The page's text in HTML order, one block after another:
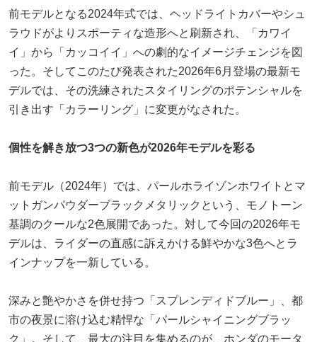
前モデルとなる2024年式では、ヘッドライトカバーやシュ
ラウドがよりスポーティな造形へと刷新され、「カワイ
イ」から「カッコイイ」への劇的なイメージチェンジを図
った。そしてこのたび発表された2026年6月登場の最新モ
デルでは、その洗練されたスタイリングのポテンシャルを
引き出す「カラーリング」に変更がなされた。
個性を解き放つ3つの新色が2026年モデルを彩る
前モデル（2024年）では、パールホライゾンホワイトとマ
ットガンパウダーブラックメタリックという、モノトーン
基調のクールな2色展開であった。対して今回の2026年モ
デルは、ライダーの直感に訴えかける鮮やかな3色へとラ
インナップを一新している。
深みと艶やかさを併せ持つ「スプレンディドブルー」、都
市の夜景に溶け込む精悍な「パールシャイニングブラッ
ク」。そして、最大の注目を集めるのが、ホンダのモータ